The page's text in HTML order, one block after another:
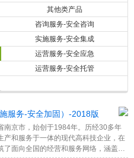
其他类产品
咨询服务-安全咨询
实施服务-安全集成
运营服务-安全应急
运营服务-安全托管
服务-安全加固）-2018版
南京市，始创于1984年。历经30多年
产和服务于一体的现代高科技企业，在
面向全国的经营和服务网络，涵盖智